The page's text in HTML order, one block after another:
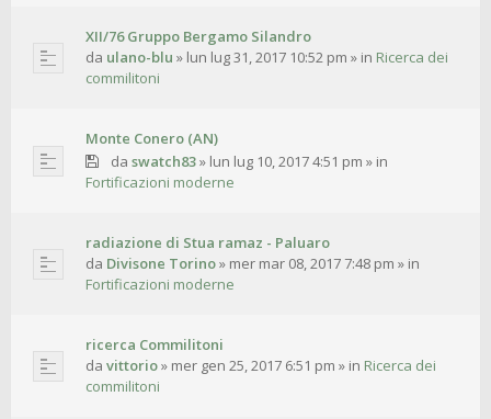
XII/76 Gruppo Bergamo Silandro
da ulano-blu » lun lug 31, 2017 10:52 pm » in Ricerca dei
commilitoni
Monte Conero (AN)
da swatch83» lun lug 10, 2017 4:51 pm » in
Fortificazioni moderne
radiazione di Stua ramaz - Paluaro
da Divisone Torino» mer mar 08, 2017 7:48 pm » in
Fortificazioni moderne
ricerca Commilitoni
da vittorio» mer gen 25, 2017 6:51 pm » in Ricerca dei
commilitoni